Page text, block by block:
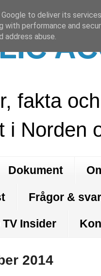
fakta
i Norden
Dokument
Frågor &
Insider
2014
to deliver its
with performance and
abuse.